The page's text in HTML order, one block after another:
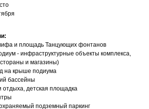
и площадь Танцующих фонтанов
- инфраструктурные объекты комплекса,
и магазины)
на крыше подиума
бассейны
отдыха, детская площадка
подземный паркинг